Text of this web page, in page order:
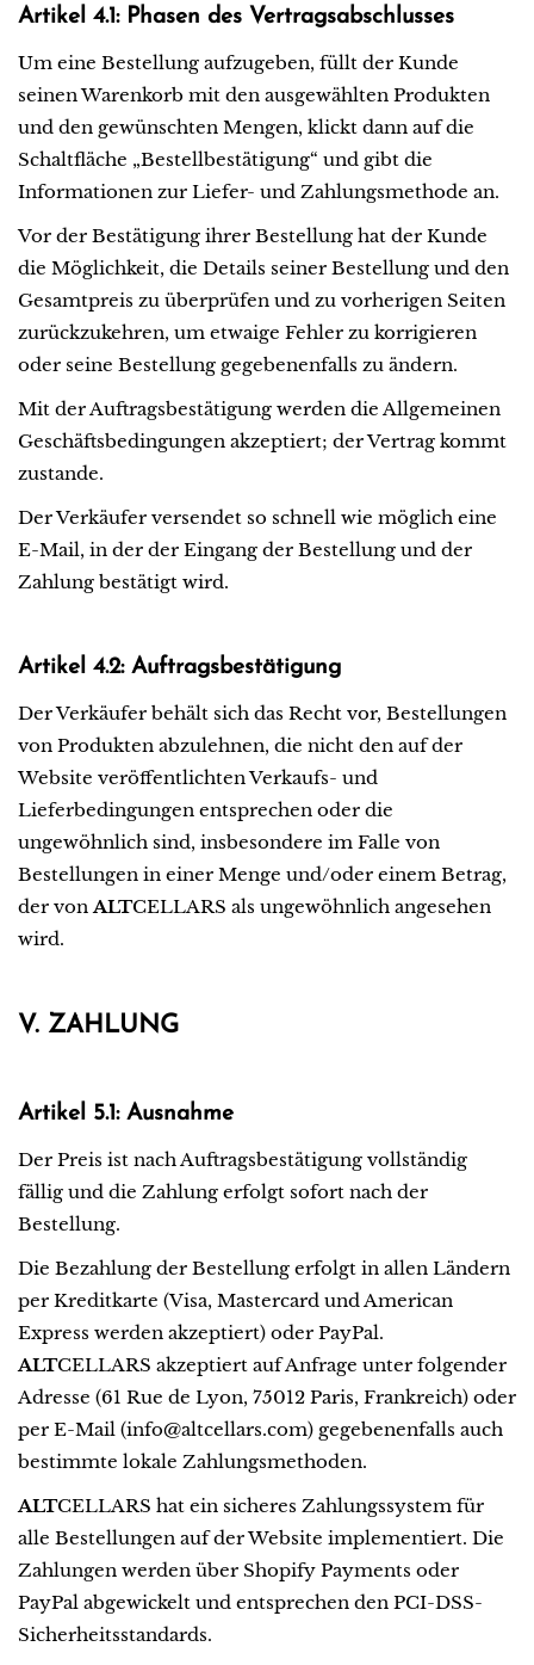
Artikel 4.1: Phasen des Vertragsabschlusses
Um eine Bestellung aufzugeben, füllt der Kunde
seinen Warenkorb mit den ausgewählten Produkten
und den gewünschten Mengen, klickt dann auf die
Schaltfläche „Bestellbestätigung“ und gibt die
Informationen zur Liefer- und Zahlungsmethode an.
Vor der Bestätigung ihrer Bestellung hat der Kunde
die Möglichkeit, die Details seiner Bestellung und den
Gesamtpreis zu überprüfen und zu vorherigen Seiten
zurückzukehren, um etwaige Fehler zu korrigieren
oder seine Bestellung gegebenenfalls zu ändern.
Mit der Auftragsbestätigung werden die Allgemeinen
Geschäftsbedingungen akzeptiert; der Vertrag kommt
zustande.
Der Verkäufer versendet so schnell wie möglich eine
E-Mail, in der der Eingang der Bestellung und der
Zahlung bestätigt wird.
Artikel 4.2: Auftragsbestätigung
Der Verkäufer behält sich das Recht vor, Bestellungen
von Produkten abzulehnen, die nicht den auf der
Website veröffentlichten Verkaufs- und
Lieferbedingungen entsprechen oder die
ungewöhnlich sind, insbesondere im Falle von
Bestellungen in einer Menge und/oder einem Betrag,
der vonALTCELLARS als ungewöhnlich angesehen
wird.
V. ZAHLUNG
Artikel 5.1: Ausnahme
Der Preis ist nach Auftragsbestätigung vollständig
fällig und die Zahlung erfolgt sofort nach der
Bestellung.
Die Bezahlung der Bestellung erfolgt in allen Ländern
per Kreditkarte (Visa, Mastercard und American
Express werden akzeptiert) oder PayPal.
ALTCELLARS akzeptiert auf Anfrage unter folgender
Adresse (61 Rue de Lyon, 75012 Paris, Frankreich) oder
per E-Mail (info@altcellars.com) gegebenenfalls auch
bestimmte lokale Zahlungsmethoden.
ALTCELLARS hat ein sicheres Zahlungssystem für
alle Bestellungen auf der Website implementiert. Die
Zahlungen werden über Shopify Payments oder
PayPal abgewickelt und entsprechen den PCI-DSS-
Sicherheitsstandards.